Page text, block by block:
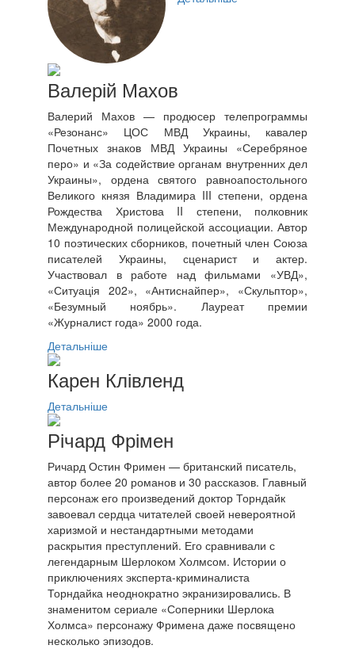
Валерій Махов
Валерий Махов — продюсер телепрограммы
«Резонанс» ЦОС МВД Украины, кавалер
Почетных знаков МВД Украины «Серебряное
перо» и «За содействие органам внутренних дел
Украины», ордена святого равноапостольного
Великого князя Владимира III степени, ордена
Рождества Христова II степени, полковник
Международной полицейской ассоциации. Автор
10 поэтических сборников, почетный член Союза
писателей Украины, сценарист и актер.
Участвовал в работе над фильмами «УВД»,
«Ситуація 202», «Антиснайпер», «Скульптор»,
«Безумный ноябрь». Лауреат премии
«Журналист года» 2000 года.
Детальніше
Карен Клівленд
Детальніше
Річард Фрімен
Ричард Остин Фримен — британский писатель,
автор более 20 романов и 30 рассказов. Главный
персонаж его произведений доктор Торндайк
завоевал сердца читателей своей невероятной
харизмой и нестандартными методами
раскрытия преступлений. Его сравнивали с
легендарным Шерлоком Холмсом. Истории о
приключениях эксперта-криминалиста
Торндайка неоднократно экранизировались. В
знаменитом сериале «Соперники Шерлока
Холмса» персонажу Фримена даже посвящено
несколько эпизодов.